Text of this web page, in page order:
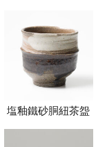
塩釉鐵砂胴紐茶盌